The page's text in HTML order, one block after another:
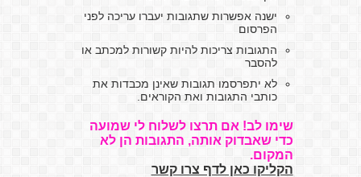
ישנה אפשרות שתגובות יעברו עריכה לפני
הפרסום
התגובות צריכות להיות קשורות למכתב או
להסבר
לא יתפרסמו תגובות שאינן מכבדות את
כותבי התגובות ואת הקוראים.
שימו לב! אם תרצו לשלוח לי שמועה
כדי שאבדוק אותה, התגובות הן לא
המקום.
הקליקו כאן לדף צרו קשר